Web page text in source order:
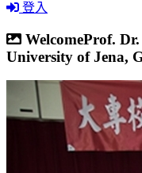
登入
WelcomeProf.
University of Jena,